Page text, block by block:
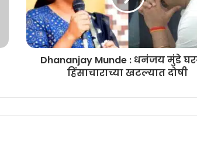
Dhananjay Munde : धनंजय मुंडे
हिंसाचाराच्या खटल्यात दोषी